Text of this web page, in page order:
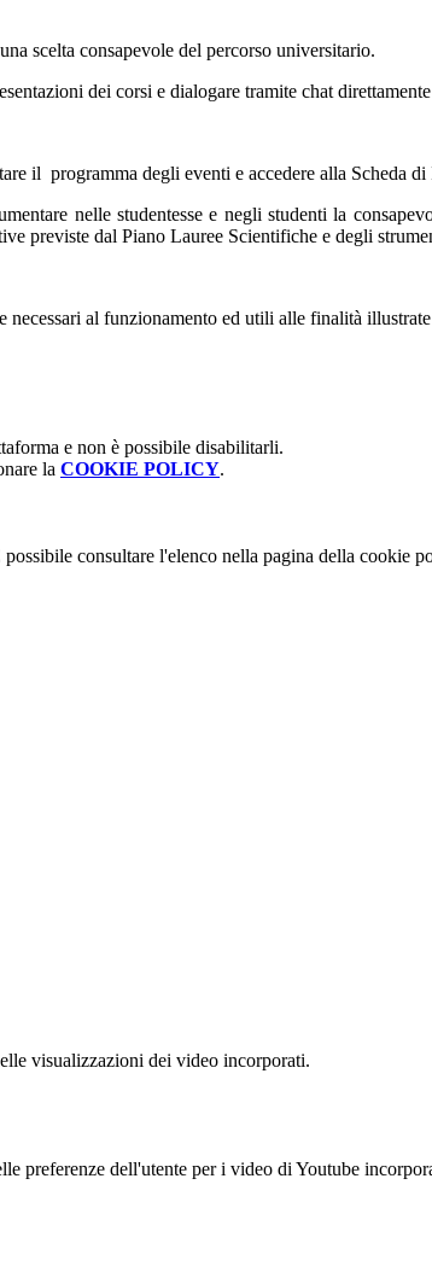
scelta consapevole del percorso universitario.
dei corsi e dialogare tramite chat
il programma degli eventi e accedere alla Scheda di
nelle studentesse e negli studenti la
previste dal Piano Lauree Scientifiche e degli
al funzionamento ed utili alle finalità
e non è possibile disabilitarli.
la COOKIE POLICY.
consultare l'elenco nella pagina della cookie
visualizzazioni dei video incorporati.
preferenze dell'utente per i video di Youtube